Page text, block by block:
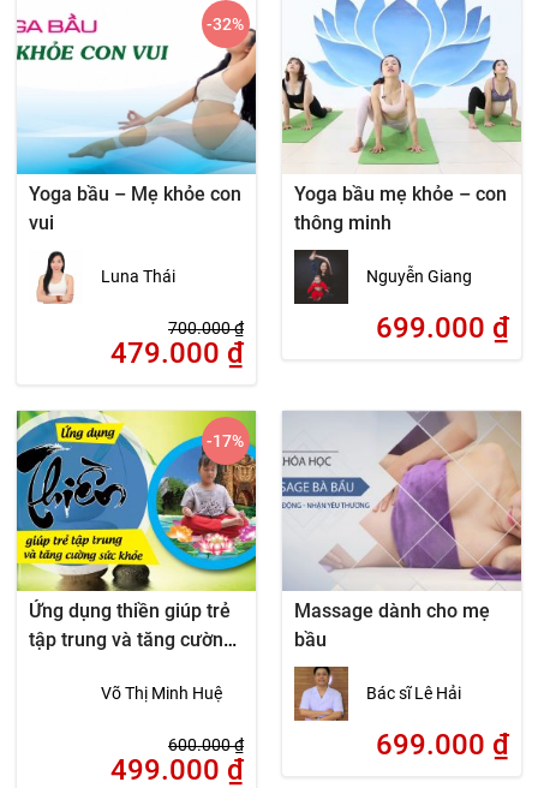
Yoga bầu – Mẹ khỏe con
vui
Luna Thái
700.000₫
479.000 ₫
-32%
Yoga bầu mẹ khỏe – con
thông minh
Nguyễn Giang
699.000 ₫
Ứng dụng thiền giúp trẻ
tập trung và tăng cường
Võ Thị Minh Huệ
600.000₫
499.000 ₫
-17%
Massage dành cho mẹ
bầu
Bác sĩ Lê Hải
699.000 ₫